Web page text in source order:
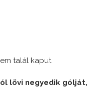
talál kaput.
lövi negyedik gólját,